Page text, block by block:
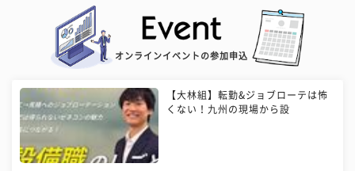
オンラインイベントの参加申込
【大林組】転勤&ジョブローテは怖
くない！九州の現場から設